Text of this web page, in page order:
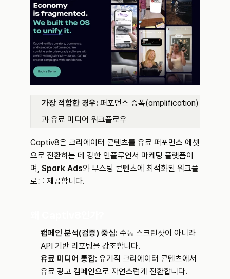
가장 적합한 경우: 퍼포먼스 증폭(amplification)
과 유료 미디어 워크플로우
Captiv8은 크리에이터 콘텐츠를 유료 퍼포먼스 에셋
으로 전환하는 데 강한 인플루언서 마케팅 플랫폼이
며, Spark Ads와 부스팅 콘텐츠에 최적화된 워크플
로를 제공합니다.
캠페인 분석(검증) 중심: 수동 스크린샷이 아니라
API 기반 리포팅을 강조합니다.
유료 미디어 통합: 유기적 크리에이터 콘텐츠에서
유료 광고 캠페인으로 자연스럽게 전환합니다.